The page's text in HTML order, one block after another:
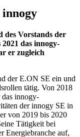
des Vorstands der
das innogy-
er zugleich
der E.ON SE ein und
tätig. Von 2018
innogy-
der innogy SE in
von 2019 bis 2020
Tätigkeit bei
Energiebranche auf,